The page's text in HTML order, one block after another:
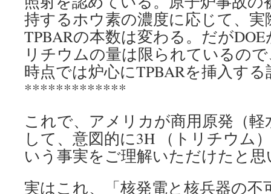
持するホウ素の濃度に応じて、
TPBARの本数は変わる。だが
リチウムの量は限られているの
時点では炉心にTPBARを挿入す
*************
これで、アメリカが商用原発（
して、意図的に3H （トリチウム
いう事実をご理解いただけたと
実はこれ、「核発電と核兵器の不